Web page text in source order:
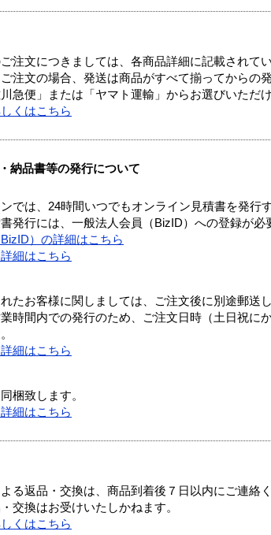
注文につきましては、各商品詳細に記載されて
注文の場合、発送は商品がすべて揃ってからの
急便」または「ヤマト運輸」からお選びいただ
くはこちら
納品書等の発行について
では、24時間いつでもオンライン見積書を発行
発行には、一般法人会員（BizID）への登録が必
）の詳細はこちら
細はこちら
たお客様に関しましては、ご注文後に別途郵送
時間内での発行のため、ご注文日時（土日祝に
細はこちら
梱致します。
細はこちら
る返品・交換は、商品到着後７日以内にご連絡
交換はお受けいたしかねます。
くはこちら